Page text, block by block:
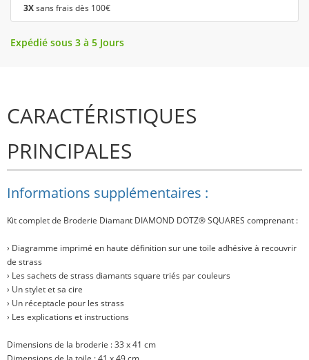
3Xsans frais dès 100€
Expédié sous 3 à 5 Jours
CARACTÉRISTIQUES
PRINCIPALES
Informations supplémentaires :
Kit complet de Broderie Diamant DIAMOND DOTZ® SQUARES comprenant :
› Diagramme imprimé en haute définition sur une toile adhésive à recouvrir
de strass
› Les sachets de strass diamants square triés par couleurs
› Un stylet et sa cire
› Un réceptacle pour les strass
› Les explications et instructions
Dimensions de la broderie : 33 x 41 cm